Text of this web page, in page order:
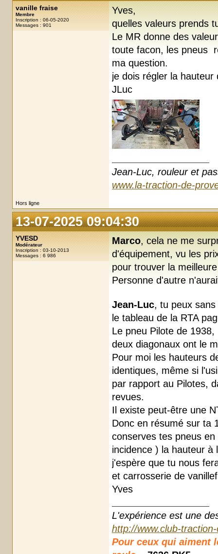
vanille fraise
Membre
Inscription : 06-05-2020
Messages : 901
Yves,
quelles valeurs prends
Le MR donne des
toute facon, les pneus
ma question.
je dois régler la
JLuc
Jean-Luc, rouleur et
www.la-traction-de-
Hors ligne
13-07-2025 09:04:30
YVESD
Modérateur
Inscription : 03-10-2013
Messages : 6 986
Marco, cela ne me
d'équipement, vu les
pour trouver la
Personne d'autre
Jean-Luc, tu peux
le tableau de la RTA
Le pneu Pilote de
deux diagonaux ont le
Pour moi les hauteurs
identiques, même si
par rapport au Pilotes,
revues.
Il existe peut-être une
Donc en résumé sur ta
conserves tes pneus
incidence ) la hauteur
j'espère que tu nous
et carrosserie de
Yves
L'expérience est une
http://www.club-
Pour ceux qui aiment